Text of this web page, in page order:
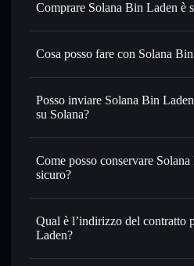
Comprare Solana Bin Laden è
Solana Bin Laden non è
Cosa posso fare con Solana
Solana Bin Laden
wallet
Scambiare istantaneamente—
USDC o in migliaia di altri
prezzo desiderato di SBL
Usare il DCA
SBL nel tempo
Inviare in modo riservato
—
collegare pubblicamente i
Posso inviare Solana Bin
su Solana?
Come posso conservare
sicuro?
Qual è l’indirizzo del contratto
Laden?